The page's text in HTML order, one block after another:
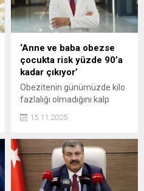
‘Anne ve baba obezse
çocukta risk yüzde 90’a
kadar çıkıyor’
Obezitenin günümüzde kilo
fazlalığı olmadığını kalp
birçok birçok ciddi sağlık
küresel bir pandemi haline
geldiğini söyleyen Genel
Cerrahi Uzmanı Op. Dr.
Mehmet Mehdi Deniz,
15.11.2025